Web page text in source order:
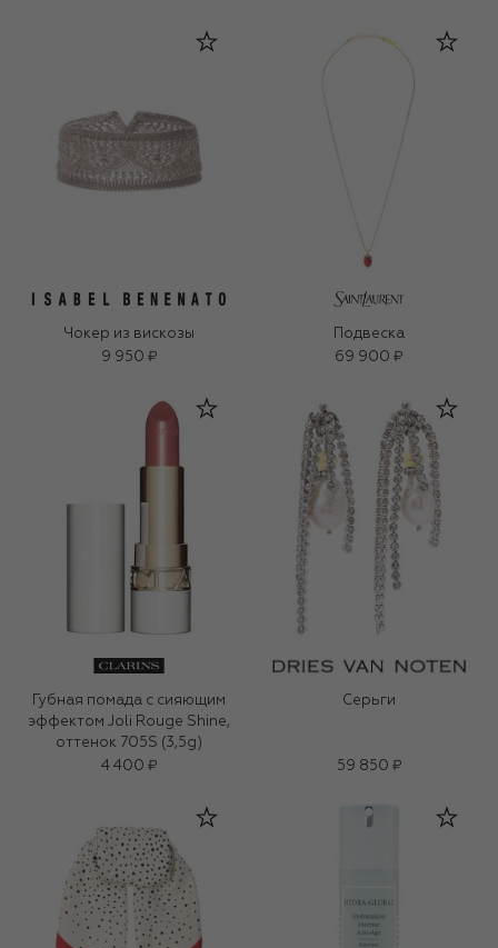
Чокер из вискозы
9 950 ₽
Подвеска
69 900 ₽
Губная помада с сияющим
эффектом Joli Rouge Shine,
оттенок 705S (3,5g)
4 400 ₽
Серьги
59 850 ₽